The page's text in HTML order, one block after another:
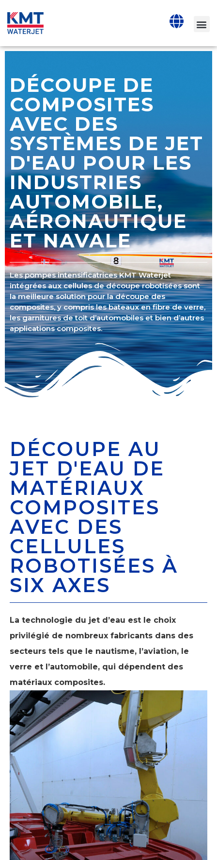
DÉCOUPE DE
COMPOSITES
AVEC DES
SYSTÈMES DE JET
D'EAU POUR LES
INDUSTRIES
AUTOMOBILE,
AÉRONAUTIQUE
ET NAVALE
Les pompes intensificatrices KMT Waterjet
intégrées aux cellules de découpe robotisées sont
la meilleure solution pour la découpe des
composites, y compris les bateaux en fibre de verre,
les garnitures de toit d’automobiles et bien d’autres
applications composites.
DÉCOUPE AU
JET D'EAU DE
MATÉRIAUX
COMPOSITES
AVEC DES
CELLULES
ROBOTISÉES À
SIX AXES
La technologie du jet d’eau est le choix
privilégié de nombreux fabricants dans des
secteurs tels que le nautisme, l’aviation, le
verre et l’automobile, qui dépendent des
matériaux composites.